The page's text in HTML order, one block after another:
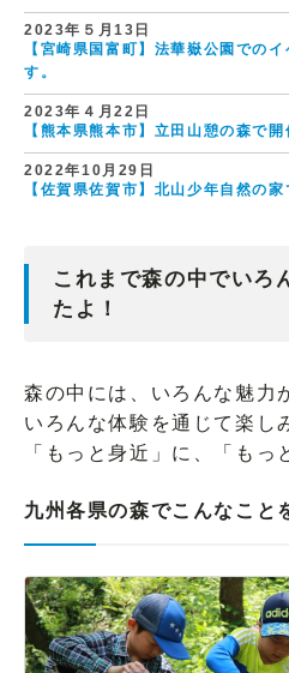
2023年５月13日
【宮崎県国富町】法華嶽公園での
す。
2023年４月22日
【熊本県熊本市】立田山憩の森で開
2022年10月29日
【佐賀県佐賀市】北山少年自然の家
2022年５月14日
【福岡県北九州市】山田緑地で開催
2022年２月14日
【鹿児島県姶良市】住吉池公園キ
止といたします。
【佐賀県佐賀市】佐賀県立森林公
2021年11月28日
2021年11月３日
【宮崎県国富町】法華嶽公園で開
2021年10月24日
これまで森の中でいろ
たよ！
森の中には、いろんな魅力
いろんな体験を通じて楽し
「もっと身近」に、「もっ
九州各県の森でこんなこと